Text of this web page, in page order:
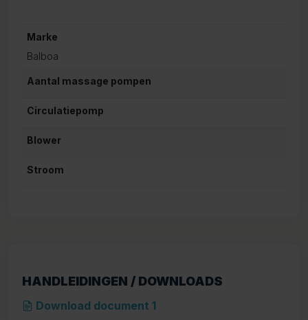
Marke
Balboa
Aantal massage pompen
Circulatiepomp
Blower
Stroom
HANDLEIDINGEN / DOWNLOADS
Download document 1